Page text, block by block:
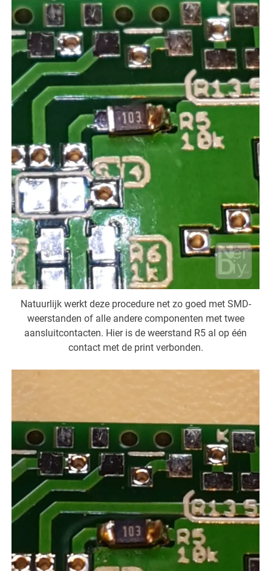
Natuurlijk werkt deze procedure net zo goed met SMD-
weerstanden of alle andere componenten met twee
aansluitcontacten. Hier is de weerstand R5 al op één
contact met de print verbonden.